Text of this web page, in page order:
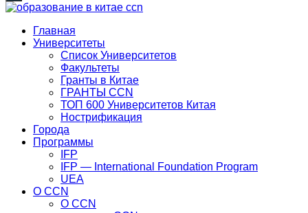
Главная
Университеты
Список Университетов
Факультеты
Гранты в Китае
ГРАНТЫ ССN
ТОП 600 Университетов Китая
Нострификация
Города
Программы
IFP
IFP — International Foundation Program
UEA
О CCN
О CCN